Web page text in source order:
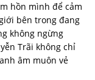
hồn mình để cảm
bên trong đang
không ngừng
Trãi không chỉ
âm muôn vẻ